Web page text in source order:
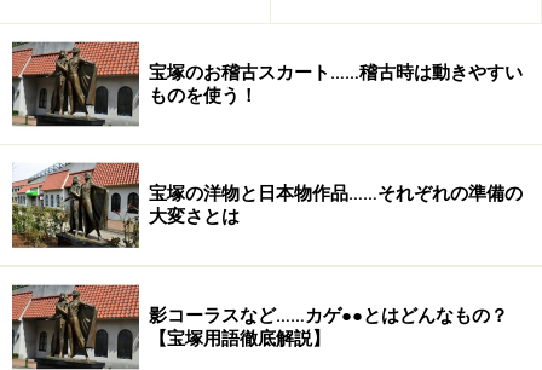
大和悠河 退団までの出演情報
『外伝 ベルサイユのばら －アンドレ編－』
『ダンシング・フォー・ユー』
・2月1日（日）～2月23日（月） 中日劇場
ミュージカル・ロマン『薔薇に降る雨』
宝塚のお稽古スカート……稽古時は動きやすい
ものを使う！
宝塚の洋物と日本物作品……それぞれの準備の
大変さとは
影コーラスなど……カゲ●●とはどんなもの？
【宝塚用語徹底解説】